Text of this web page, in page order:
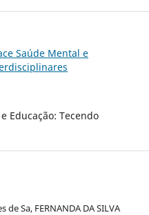
Saúde Mental e
Educação: Tecendo
Sa, FERNANDA DA SILVA